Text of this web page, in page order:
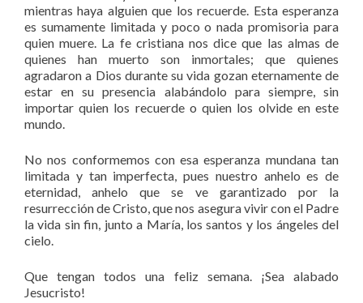
mientras haya alguien que los recuerde. Esta esperanza
es sumamente limitada y poco o nada promisoria para
quien muere. La fe cristiana nos dice que las almas de
quienes han muerto son inmortales; que quienes
agradaron a Dios durante su vida gozan eternamente de
estar en su presencia alabándolo para siempre, sin
importar quien los recuerde o quien los olvide en este
mundo.
No nos conformemos con esa esperanza mundana tan
limitada y tan imperfecta, pues nuestro anhelo es de
eternidad, anhelo que se ve garantizado por la
resurrección de Cristo, que nos asegura vivir con el Padre
la vida sin fin, junto a María, los santos y los ángeles del
cielo.
Que tengan todos una feliz semana. ¡Sea alabado
Jesucristo!